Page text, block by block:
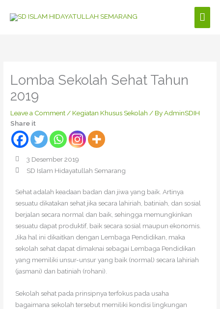
Lomba Sekolah Sehat Tahun
2019
Leave a Comment / Kegiatan Khusus Sekolah / ByAdminSDIH
Share it
3 Desember 2019
SD Islam Hidayatullah Semarang
Sehat adalah keadaan badan dan jiwa yang baik. Artinya
sesuatu dikatakan sehat jika secara lahiriah, batiniah, dan sosial
berjalan secara normal dan baik, sehingga memungkinkan
sesuatu dapat produktif, baik secara sosial maupun ekonomis.
Jika hal ini dikaitkan dengan Lembaga Pendidikan, maka
sekolah sehat dapat dimaknai sebagai Lembaga Pendidikan
yang memiliki unsur-unsur yang baik (normal) secara lahiriah
(jasmani) dan batiniah (rohani).
Sekolah sehat pada prinsipnya terfokus pada usaha
bagaimana sekolah tersebut memiliki kondisi lingkungan